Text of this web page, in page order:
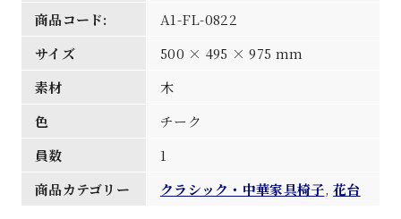
商品コード:
A1-FL-0822
サイズ
500 × 495 × 975 mm
素材
木
色
チーク
員数
1
商品カテゴリー
クラシック・中華家具椅子,花台